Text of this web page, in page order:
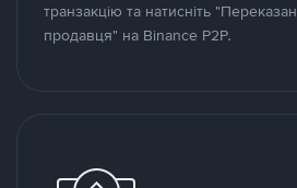
транзакцію та натисніть
продавця" на Binance P2P.